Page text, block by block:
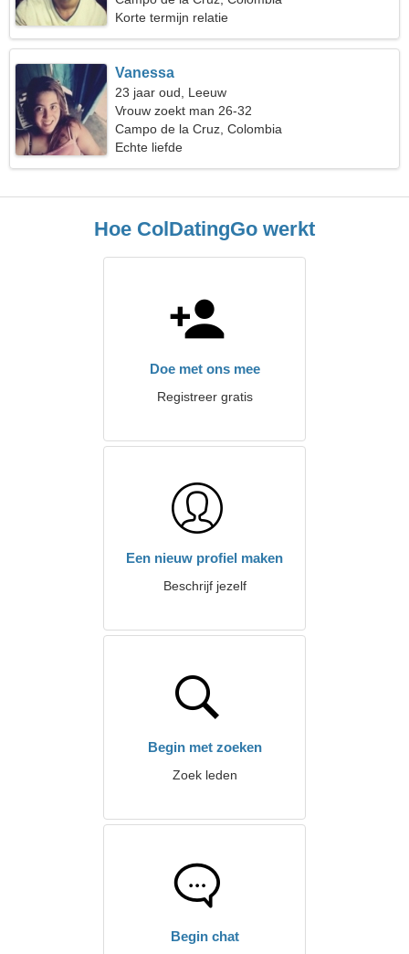
Korte termijn relatie
Vanessa
23 jaar oud, Leeuw
Vrouw zoekt man 26-32
Campo de la Cruz, Colombia
Echte liefde
Hoe ColDatingGo werkt
Doe met ons mee
Registreer gratis
Een nieuw profiel maken
Beschrijf jezelf
Begin met zoeken
Zoek leden
Begin chat